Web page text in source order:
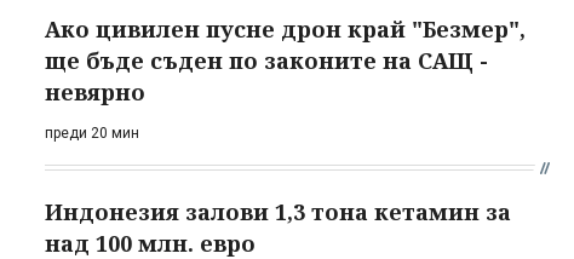
Ако цивилен пусне дрон край "Безмер",
ще бъде съден по законите на САЩ -
невярно
преди 20 мин
Индонезия залови 1,3 тона кетамин за
над 100 млн. евро